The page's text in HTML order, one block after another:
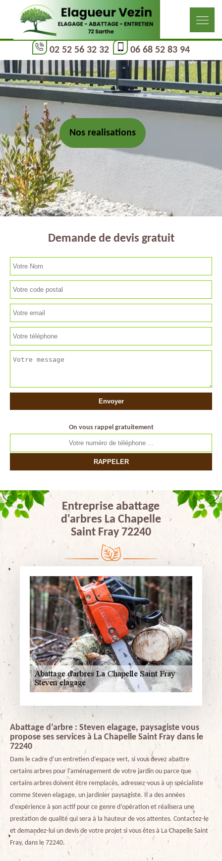
02 52 56 32 32 06 68 52 83 94
Nos realisations
Demande de devis gratuit
On vous rappel gratuitement
Entreprise abattage
d'arbres La Chapelle
Saint Fray 72240
Abattage d’arbre : Steven elagage, paysagiste vous
propose ses services à La Chapelle Saint Fray dans le
72240
Dans le cadre d’un entretien d’espace vert, si vous devez abattre
certains arbres pour l’aménagement de votre jardin ou parce que
certains arbres doivent être remplacés, adressez-vous à un spécialiste
comme Steven elagage, un jardinier paysagiste. Il a des années
d’expérience à son actif pour ce genre d’opération et réalisera une
prestation de qualité qui sera à la hauteur de vos attentes. Contactez-le
et demandez-lui un devis de votre projet si vous êtes à La Chapelle Saint
Fray, dans le 72240.